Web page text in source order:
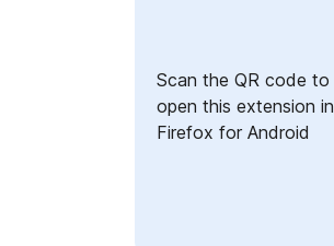
Scan the QR code to
open this extension in
Firefox for Android